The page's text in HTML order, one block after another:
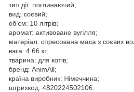
тип дії: поглинаючий;
вид: соєвий;
обʼєм: 10 літрів;
аромат: активоване вугілля;
матеріал: спресована маса з соєвих
вага: 4.66 кг;
тварина: для котів;
бренд: AnimAll;
країна виробник: Німеччина;
штрихкод: 4820224502106.